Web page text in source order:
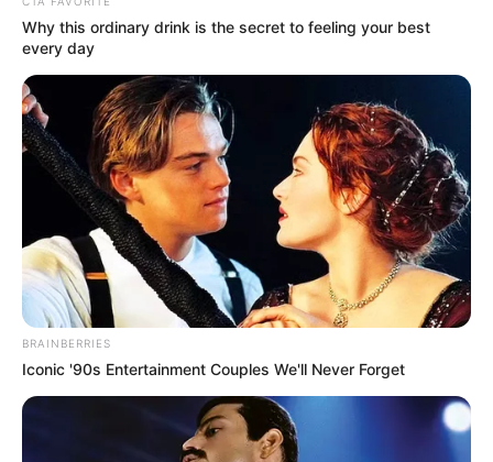
πόδι.
Η επιμέλεια της στήλης γίνεται από την συντακτική ομάδα
Κοινοποίησε άρθρο
Προσθήκη τοnewstok.gr στην Google
Ανακαλύψτε περισσότερα άρθρα στα αποτελέσματα
αναζήτησης.
Why this ordinary drink is the secret to feeling your best
every day
BRAINBERRIES
Iconic '90s Entertainment Couples We'll Never Forget